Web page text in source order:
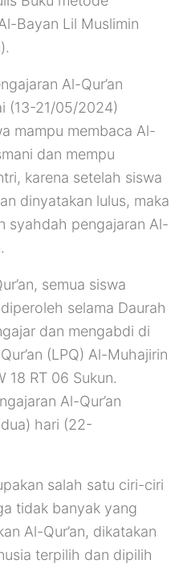
Bayan Lil Muslimin
Al-Qur’an
(13-21/05/2024)
mampu membaca Al-
dan mempu
karena setelah siswa
dinyatakan lulus, maka
syahdah pengajaran Al-
semua siswa
selama Daurah
dan mengabdi di
(LPQ) Al-Muhajirin
18 RT 06 Sukun.
Al-Qur’an
hari (22-
salah satu ciri-ciri
tidak banyak yang
Al-Qur’an, dikatakan
terpilih dan dipilih